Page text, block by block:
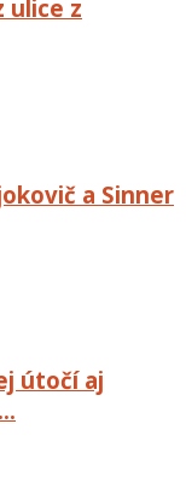
ulice z
a Sinner
útočí aj